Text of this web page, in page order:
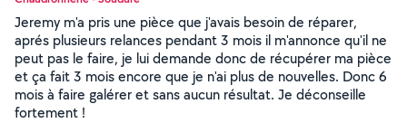
Jeremy m'a pris une pièce que j'avais besoin de réparer,
aprés plusieurs relances pendant 3 mois il m'annonce qu'il ne
peut pas le faire, je lui demande donc de récupérer ma pièce
et ça fait 3 mois encore que je n'ai plus de nouvelles. Donc 6
mois à faire galérer et sans aucun résultat. Je déconseille
fortement !